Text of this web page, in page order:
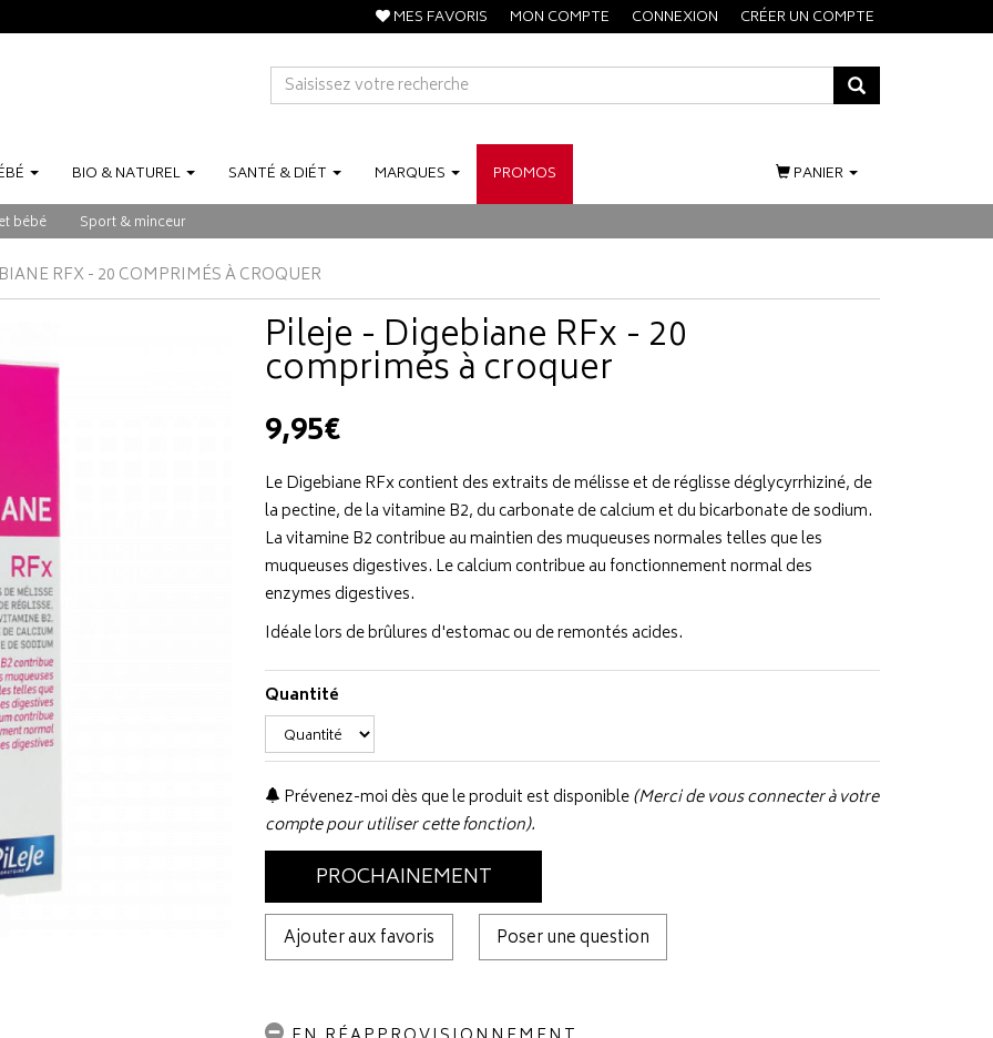
MES FAVORIS MON COMPTE CONNEXION CRÉER UN COMPTE
BIO &NATUREL SANTÉ &DIÉT MARQUES PROMOS
bébé Sport & minceur
PANIER
RFX - 20 COMPRIMÉS À CROQUER
Pileje - Digebiane RFx - 20
comprimés à croquer
9,95€
Le Digebiane RFx contient des extraits de mélisse et de réglisse déglycyrrhiziné, de
la pectine, de la vitamine B2, du carbonate de calcium et du bicarbonate de sodium.
La vitamine B2 contribue au maintien des muqueuses normales telles que les
muqueuses digestives. Le calcium contribue au fonctionnement normal des
enzymes digestives.
Idéale lors de brûlures d'estomac ou de remontés acides.
Quantité
Prévenez-moi dès que le produit est disponible(Merci de vous connecter à votre
compte pour utiliser cette fonction).
PROCHAINEMENT
Ajouter aux favoris Poser une question